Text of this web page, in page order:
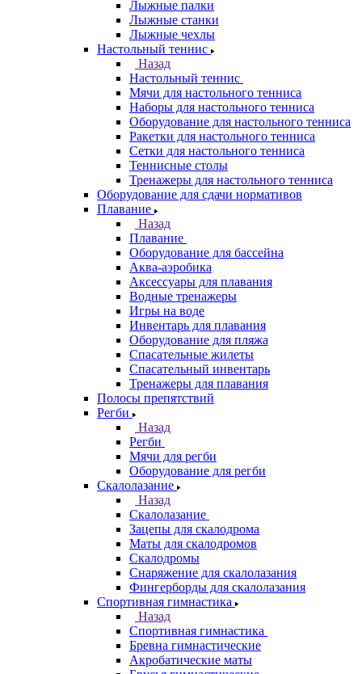
Лыжные палки
Лыжные станки
Лыжные чехлы
Настольный теннис
Назад
Настольный теннис
Мячи для настольного тенниса
Наборы для настольного тенниса
Оборудование для настольного тенниса
Ракетки для настольного тенниса
Сетки для настольного тенниса
Теннисные столы
Тренажеры для настольного тенниса
Оборудование для сдачи нормативов
Плавание
Назад
Плавание
Оборудование для бассейна
Аква-аэробика
Аксессуары для плавания
Водные тренажеры
Игры на воде
Инвентарь для плавания
Оборудование для пляжа
Спасательные жилеты
Спасательный инвентарь
Тренажеры для плавания
Полосы препятствий
Регби
Назад
Регби
Мячи для регби
Оборудование для регби
Скалолазание
Назад
Скалолазание
Зацепы для скалодрома
Маты для скалодромов
Скалодромы
Снаряжение для скалолазания
Фингерборды для скалолазания
Спортивная гимнастика
Назад
Спортивная гимнастика
Бревна гимнастические
Акробатические маты